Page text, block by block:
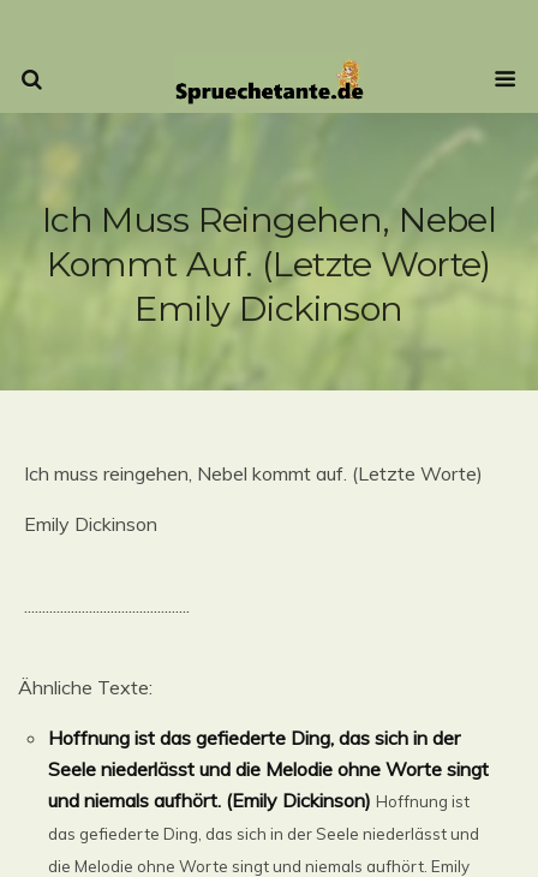
Ich Muss Reingehen, Nebel
Kommt Auf. (Letzte Worte)
Emily Dickinson
Ich muss reingehen, Nebel kommt auf. (Letzte Worte)
Emily Dickinson
..............................................
Ähnliche Texte:
Hoffnung ist das gefiederte Ding, das sich in der
Seele niederlässt und die Melodie ohne Worte singt
und niemals aufhört. (Emily Dickinson) Hoffnung ist
das gefiederte Ding, das sich in der Seele niederlässt und
die Melodie ohne Worte singt und niemals aufhört. Emily